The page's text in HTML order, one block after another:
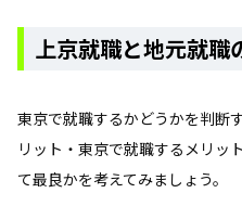
上京就職と地元就職
東京で就職するかどうかを判断
リット・東京で就職するメリッ
て最良かを考えてみましょう。